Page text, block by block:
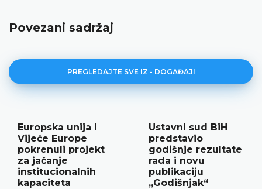
Povezani sadržaj
PREGLEDAJTE SVE IZ - DOGAĐAJI
Ustavni sud BiH
predstavio
godišnje rezultate
rada i novu
publikaciju
„Godišnjak“
Najava
konferencije za
medije
12.05.2026.
Ustavni sud Bosne i